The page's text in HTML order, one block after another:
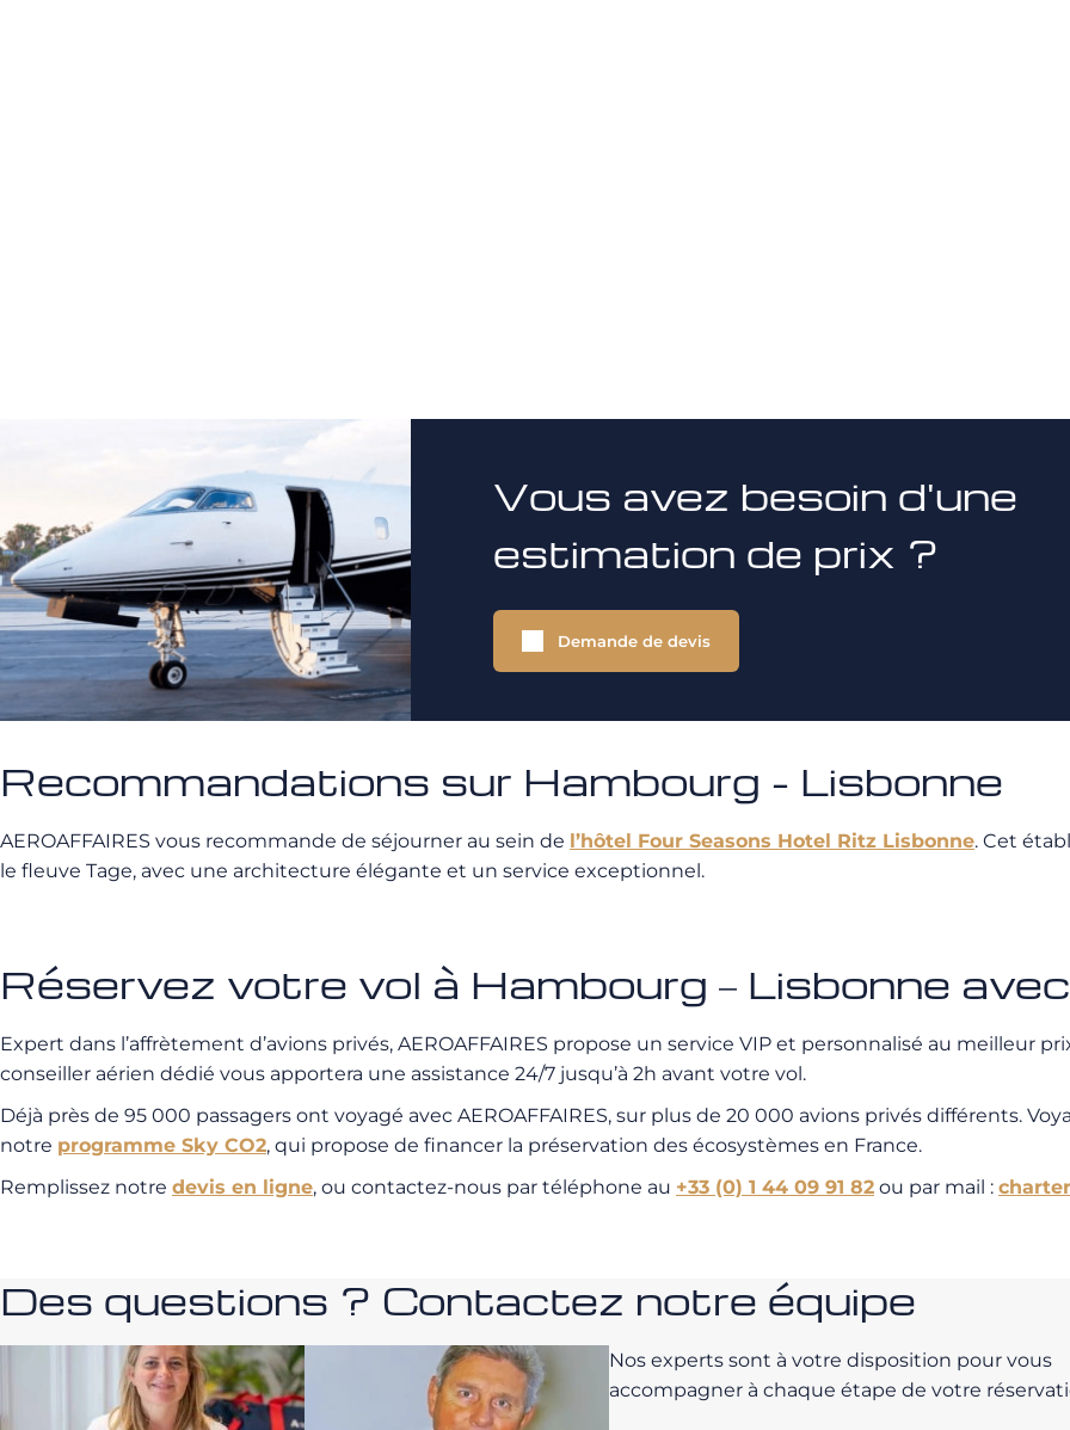
Vous avez besoin d'une
estimation de prix ?
Demande de devis
Recommandations sur Hambourg - Lisbonne
AEROAFFAIRES vous recommande de séjourner au sein de l’hôtel Four Seasons Hotel Ritz Lisbonne. Cet
le fleuve Tage, avec une architecture élégante et un service exceptionnel.
Réservez votre vol à Hambourg – Lisbonne
Expert dans l’affrètement d’avions privés, AEROAFFAIRES propose un service VIP et personnalisé au meilleur
conseiller aérien dédié vous apportera une assistance 24/7 jusqu’à 2h avant votre vol.
Déjà près de 95 000 passagers ont voyagé avec AEROAFFAIRES, sur plus de 20 000 avions privés différents.
notre programme Sky CO2, qui propose de financer la préservation des écosystèmes en France.
Remplissez notre devis en ligne, ou contactez-nous par téléphone au +33 (0) 1 44 09 91 82 ou par mail :
Des questions ? Contactez notre équipe
Nos experts sont à votre disposition pour vous
accompagner à chaque étape de votre